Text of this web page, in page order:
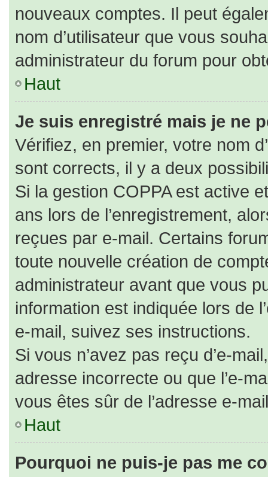
nouveaux comptes. Il peut
nom d’utilisateur que vous
administrateur du forum pour
Haut
Je suis enregistré mais je ne
Vérifiez, en premier, votre nom
sont corrects, il y a deux
Si la gestion COPPA est active
ans lors de l’enregistrement,
reçues par e-mail. Certains
toute nouvelle création de
administrateur avant que vous
information est indiquée lors de
e-mail, suivez ses instructions.
Si vous n’avez pas reçu d’e-
adresse incorrecte ou que l’e-
vous êtes sûr de l’adresse e-
Haut
Pourquoi ne puis-je pas me